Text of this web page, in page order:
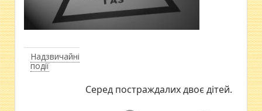
Надзвичайні
події
Серед постраждалих двоє дітей.